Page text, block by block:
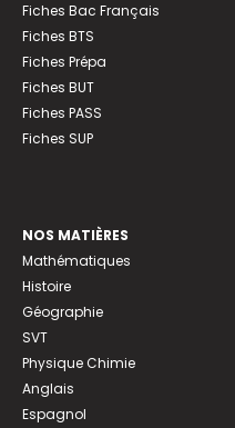
Fiches Bac Français
Fiches BTS
Fiches Prépa
Fiches BUT
Fiches PASS
Fiches SUP
NOS MATIÈRES
Mathématiques
Histoire
Géographie
SVT
Physique Chimie
Anglais
Espagnol